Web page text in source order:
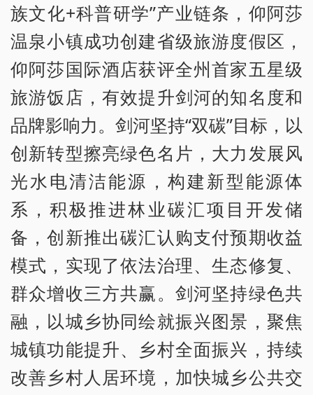
族文化+科普研学”产业链条，仰阿莎
温泉小镇成功创建省级旅游度假区，
仰阿莎国际酒店获评全州首家五星级
旅游饭店，有效提升剑河的知名度和
品牌影响力。剑河坚持“双碳”目标，以
创新转型擦亮绿色名片，大力发展风
光水电清洁能源，构建新型能源体
系，积极推进林业碳汇项目开发储
备，创新推出碳汇认购支付预期收益
模式，实现了依法治理、生态修复、
群众增收三方共赢。剑河坚持绿色共
融，以城乡协同绘就振兴图景，聚焦
城镇功能提升、乡村全面振兴，持续
改善乡村人居环境，加快城乡公共交